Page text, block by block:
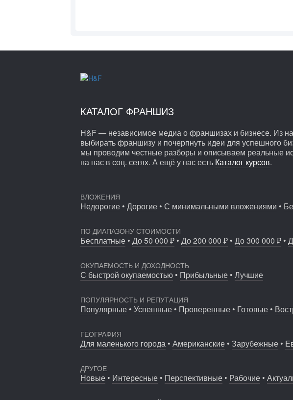
1277
Креативный бизнес Москвы заработал 4 трлн рублей, а прибыль
КАТАЛОГ ФРАНШИЗ
H&F — независимое медиа о франшизах и бизнесе. Из
выбирать франшизу и почерпнуть идеи для успешного
мы проводим честные разборы и описываем реальные
на нас в соц. сетях. А ещё у нас есть Каталог курсов.
ВЛОЖЕНИЯ
Недорогие • Дорогие • С минимальными вложениями •
ПО ДИАПАЗОНУ СТОИМОСТИ
Бесплатные • До 50 000 ₽ • До 200 000 ₽ • До 300 000 ₽ •
ОКУПАЕМОСТЬ И ДОХОДНОСТЬ
С быстрой окупаемостью • Прибыльные • Лучшие
ПОПУЛЯРНОСТЬ И РЕПУТАЦИЯ
Популярные • Успешные • Проверенные • Готовые •
ГЕОГРАФИЯ
Для маленького города • Американские • Зарубежные •
ДРУГОЕ
Новые • Интересные • Перспективные • Рабочие •